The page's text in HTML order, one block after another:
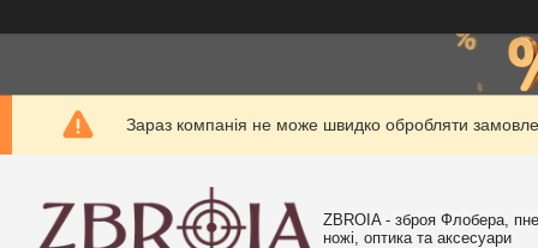
Зараз компанія не може швидко обробляти
ZBROIA - зброя Флобера,
ножі, оптика та аксесуари